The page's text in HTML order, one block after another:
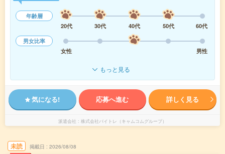
年齢層
20代
30代 40代 50代
60代
男女比率
女性
男性
もっと見る
気になる! 応募へ進む 詳しく見る
派遣会社 株式会社バイトレ（キャムコムグループ）
未読 掲載日 2026/08/08